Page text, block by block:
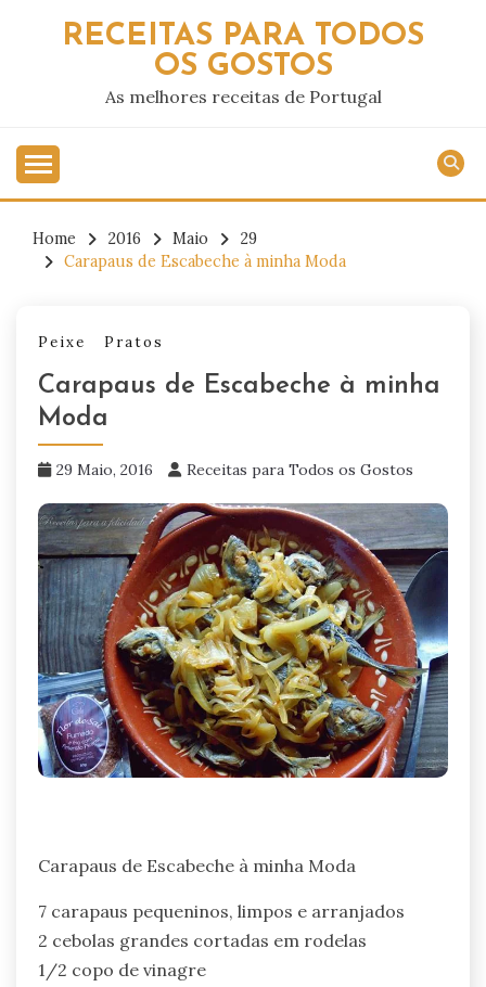
RECEITAS PARA TODOS
OS GOSTOS
As melhores receitas de Portugal
Home 2016 Maio
29
Carapaus de Escabeche à minha Moda
Peixe Pratos
Carapaus de Escabeche à minha
Moda
29 Maio, 2016 Receitas para Todos os Gostos
Carapaus de Escabeche à minha Moda
7 carapaus pequeninos, limpos e arranjados
2 cebolas grandes cortadas em rodelas
1/2 copo de vinagre